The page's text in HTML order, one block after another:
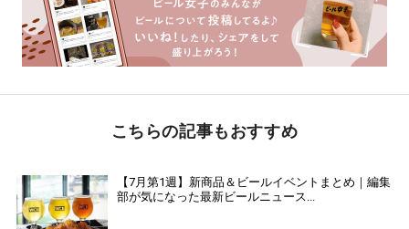
こちらの記事もおすすめ
【7月第1週】新商品＆ビールイベントまとめ｜編集
部が気になった最新ビールニュース...